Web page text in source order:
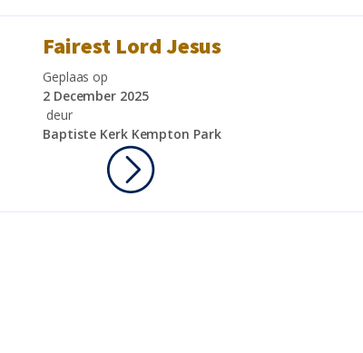
Fairest Lord Jesus
Geplaas op
2 December 2025
deur
Baptiste Kerk Kempton Park